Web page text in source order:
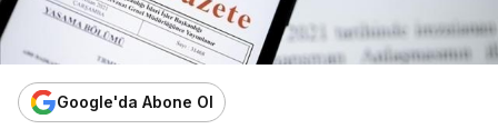
Google'da Abone Ol